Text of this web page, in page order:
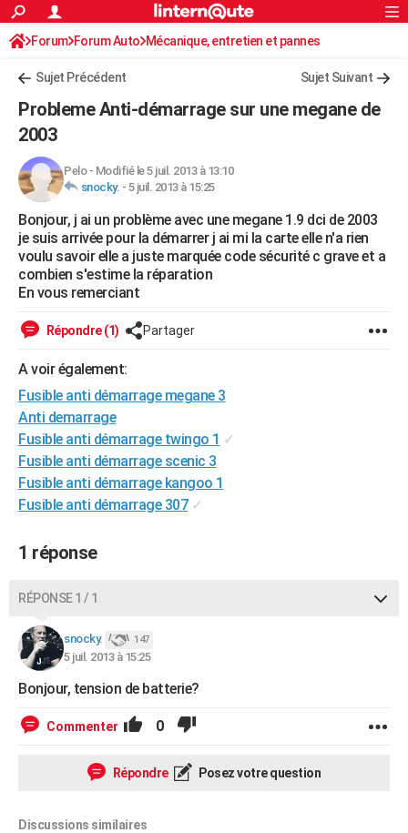
ACTUALITÉS
Politique
Société
Faits Divers
Education
Monde
Villes
+
Programme TV
TNTStreaming
Cinéma
Sorties cinéma
Musique
+FINANCE
Retraite
Impôts
Epargne
Immobilier
Risques naturels par ville
Banque
Assurance
Crédit
AUTO
Essais
Réserver un essai
Citadines
Berlines
SUV
Forum auto
HIGH-TECH
Mobiles
Meilleur smartphone
Internet
Ordinateurs
Jeux vidéo
Guide high-tech
+
BRICOLAGE
Forum
Aménagement intérieur
Extérieur
Cuisine
Salle de bains
Jardinage
Rangement
WEEK-END
LIFESTYLE
Alimentation
Guide de la santé
Maladies
Médicaments
Sommeil
VOYAGE
Destinations
City break
Voyage nature
Voyage de noces
Forum
Climat
+PHOTO
GUIDES D'ACHAT
BONS PLANS
COPAINS D'AVANT
S'inscrire
Se connecter
Lycées
Collèges
Primaires
Universités
Entreprises
Service militaire
Avis de recherche
AVIS DE DÉCÈS
FORUM
Rechercher
S'inscrire
Connexion
Forum Forum Auto Mécanique, entretien et pannes
Sujet Précédent Sujet Suivant
Probleme Anti-démarrage sur une megane de
2003
Pelo- Modifié le 5 juil. 2013 à 13:10
snocky. - 5 juil. 2013 à 15:25
Bonjour, j ai un problème avec une megane 1.9 dci de 2003
je suis arrivée pour la démarrer j ai mi la carte elle n'a rien
voulu savoir elle a juste marquée code sécurité c grave et a
combien s'estime la réparation
En vous remerciant
Répondre (1) Partager
A voir également:
Fusible anti démarrage megane 3
Anti demarrage
Fusible anti démarrage twingo 1 ✓
Fusible anti démarrage scenic 3
Fusible anti démarrage kangoo 1
Fusible anti démarrage 307 ✓
1 réponse
RÉPONSE 1 / 1
snocky. 147
5 juil. 2013 à 15:25
Bonjour, tension de batterie?
Commenter 0
Répondre Posez votre question
Discussions similaires